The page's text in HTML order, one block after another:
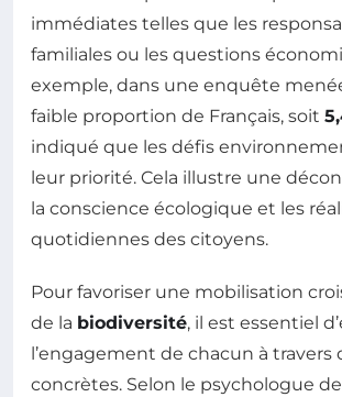
immédiates telles que les
familiales ou les questions
exemple, dans une enquête
faible proportion de Français, soit
indiqué que les défis
leur priorité. Cela illustre une
la conscience écologique et les
quotidiennes des citoyens.
Pour favoriser une mobilisation
de la biodiversité, il est essentiel
l’engagement de chacun à travers
concrètes. Selon le psychologue de